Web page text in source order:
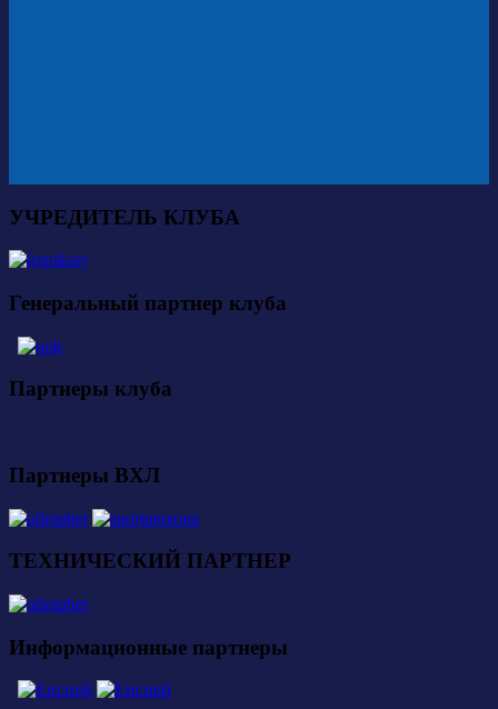
УЧРЕДИТЕЛЬ КЛУБА
Генеральный партнер клуба
Партнеры клуба
Партнеры ВХЛ
ТЕХНИЧЕСКИЙ ПАРТНЕР
Информационные партнеры